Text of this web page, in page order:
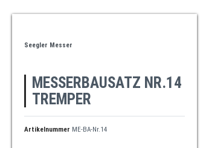
Seegler Messer
MESSERBAUSATZ NR.14
TREMPER
Artikelnummer ME-BA-Nr.14